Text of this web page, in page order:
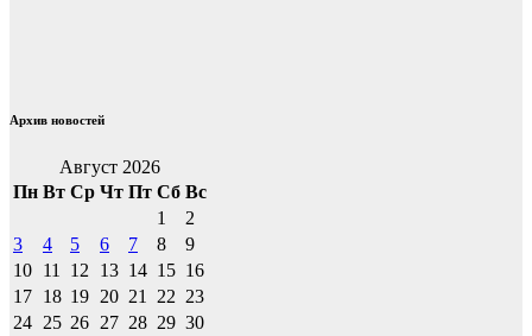
Архив новостей
Август 2026
Пн Вт Ср Чт Пт Сб Вс
1
2
3
4 5 6 7 8
9
10 11 12 13 14 15 16
17 18 19 20 21 22 23
24 25 26 27 28 29 30